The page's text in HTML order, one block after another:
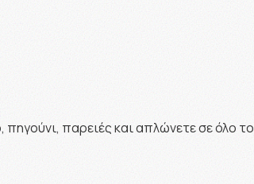
πηγούνι, παρειές και απλώνετε σε όλο το